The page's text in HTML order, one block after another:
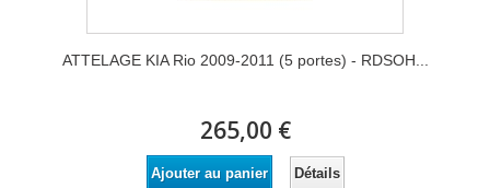
ATTELAGE KIA Rio 2009-2011 (5 portes) - RDSOH...
265,00 €
Ajouter au panier Détails